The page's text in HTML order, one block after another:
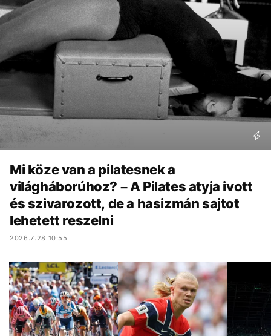
Mi köze van a pilatesnek a
világháborúhoz? – A Pilates atyja ivott
és szivarozott, de a hasizmán sajtot
lehetett reszelni
2026.7.28 10:55